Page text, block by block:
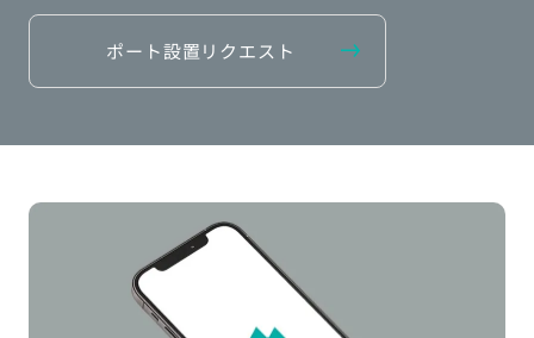
ポート設置リクエスト